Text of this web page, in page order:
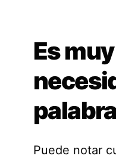
Es
palabra
Puede notar